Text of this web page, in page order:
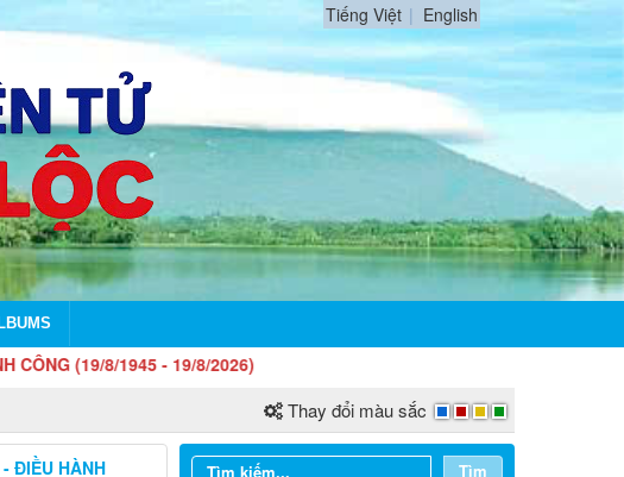
Tiếng Việt English
- 19/8/2026)
Thay đổi màu sắc
Tìm
ĐIỀU HÀNH